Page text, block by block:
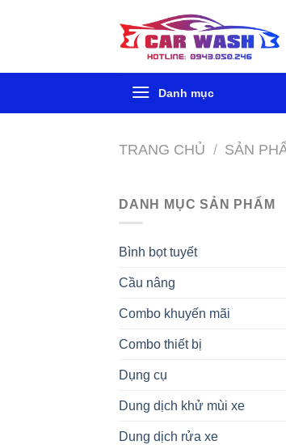
nội
Danh mục
TRANG CHỦ / SẢN
DANH MỤC SẢN PHẨM
Bình bọt tuyết
Cầu nâng
Combo khuyến mãi
Combo thiết bị
Dụng cụ
Dung dịch khử mùi xe
Dung dịch rửa xe